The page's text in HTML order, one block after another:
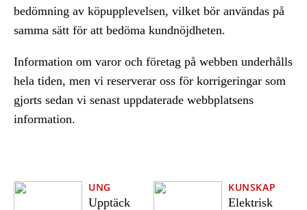
bedömning av köpupplevelsen, vilket bör användas på
samma sätt för att bedöma kundnöjdheten.
Information om varor och företag på webben underhålls
hela tiden, men vi reserverar oss för korrigeringar som
gjorts sedan vi senast uppdaterade webbplatsens
information.
UNG
Upptäck
KUNSKAP
Elektrisk